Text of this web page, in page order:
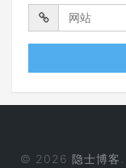
© 2026 隐士博客